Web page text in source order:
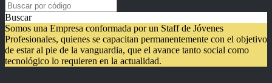
Buscar
Somos una Empresa conformada por un Staff de Jóvenes
Profesionales, quienes se capacitan permanentemente con el objetivo
de estar al pie de la vanguardia, que el avance tanto social como
tecnológico lo requieren en la actualidad.